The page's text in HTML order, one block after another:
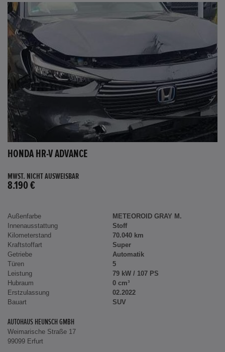
HONDA HR-V ADVANCE
MWST. NICHT AUSWEISBAR
8.190 €
Außenfarbe
METEOROID GRAY M.
Innenausstattung
Stoff
Kilometerstand
70.040 km
Kraftstoffart
Super
Getriebe
Automatik
Türen
5
Leistung
79 kW / 107 PS
Hubraum
0 cm³
Erstzulassung
02.2022
Bauart
SUV
AUTOHAUS HEUNSCH GMBH
Weimarische Straße 17
99099 Erfurt